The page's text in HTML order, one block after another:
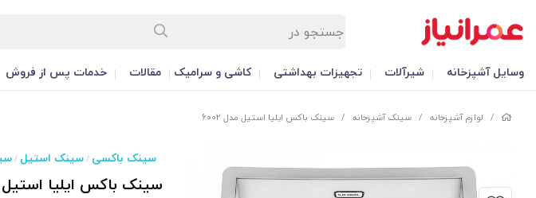
وسایل آشپزخانه شیرآلات تجهیزات بهداشتی کاشی و سرامیک مقالات خدمات پس از فروش
/ لوازم آشپزخانه / سینک آشپزخانه / سینک باکس ایلیا استیل مدل 6002
سینک باکسی /سینک استیل /
سینک باکس ایلیا استیل